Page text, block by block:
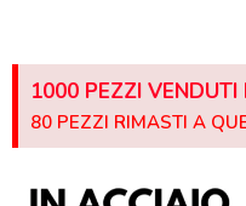
1000 PEZZI VENDUTI
80 PEZZI RIMASTI A